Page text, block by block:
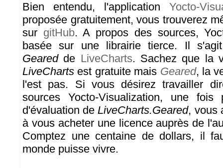
Bien entendu, l'application Yocto-
proposée gratuitement, vous trouverez
sur gitHub. A propos des sources,
basée sur une librairie tierce. Il
Gearedde LiveCharts. Sachez que la
LiveCharts est gratuite mais Geared, la
l'est pas. Si vous désirez travailler
sources Yocto-Visualization, une fois
d'évaluation deLiveCharts.Geared, vous
à vous acheter une licence auprès de
Comptez une centaine de dollars, il
monde puisse vivre.